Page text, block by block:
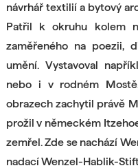
návrhář textilií a bytový
Patřil k okruhu kolem
zaměřeného na poezii,
umění. Vystavoval
nebo i v rodném
obrazech zachytil právě
prožil v německém
zemřel. Zde se nachází
nadací Wenzel-Hablik-